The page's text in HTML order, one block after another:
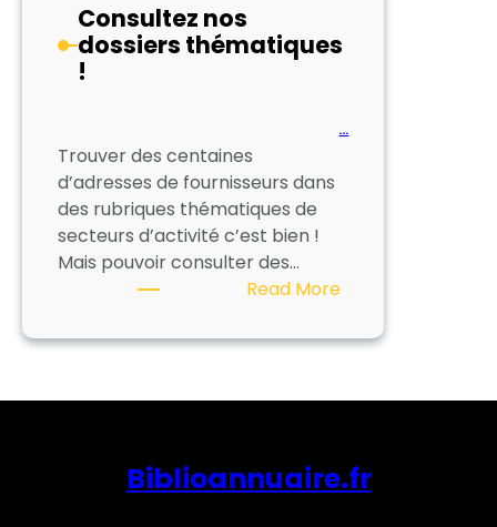
Consultez nos
dossiers thématiques
!
…
Trouver des centaines
d’adresses de fournisseurs dans
des rubriques thématiques de
secteurs d’activité c’est bien !
Mais pouvoir consulter des…
Read More:
nos
thématiques
Biblioannuaire.fr